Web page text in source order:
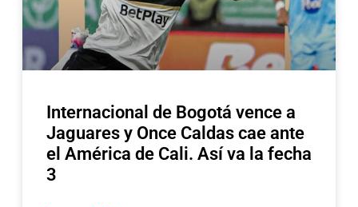
Internacional de Bogotá vence a
Jaguares y Once Caldas cae ante
el América de Cali. Así va la fecha
3